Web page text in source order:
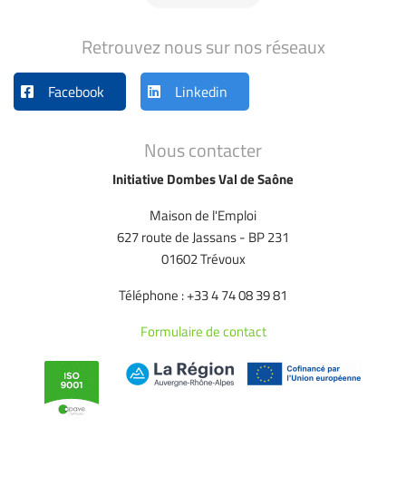
Nous contacter
Initiative Dombes Val de Saône
Maison de l'Emploi
627 route de Jassans - BP 231
01602 Trévoux
Téléphone : +33 4 74 08 39 81
Formulaire de contact
Retrouvez nous sur nos réseaux
Facebook Linkedin